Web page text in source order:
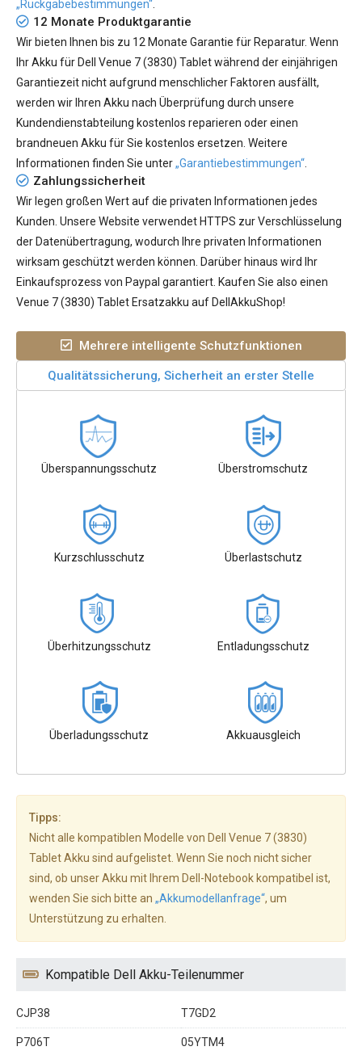
„Rückgabebestimmungen“
12 Monate Produktgarantie
Wir bieten Ihnen bis zu 12 Monate Garantie für Reparatur. Wenn
IhrAkku für Dell Venue 7 (3830) Tabletwährend der einjährigen
Garantiezeit nicht aufgrund menschlicher Faktoren ausfällt,
werden wir Ihren Akku nach Überprüfung durch unsere
Kundendienstabteilung kostenlos reparieren oder einen
brandneuen Akku für Sie kostenlos ersetzen. Weitere
Informationen finden Sie unter„Garantiebestimmungen“
Zahlungssicherheit
Wir legen großen Wert auf die privaten Informationen jedes
Kunden. Unsere Website verwendet HTTPS zur Verschlüsselung
der Datenübertragung, wodurch Ihre privaten Informationen
wirksam geschützt werden können. Darüber hinaus wird Ihr
Einkaufsprozess von Paypal garantiert. Kaufen Sie also einen
Venue 7 (3830) Tablet Ersatzakku auf DellAkkuShop!
Mehrere intelligente Schutzfunktionen
Qualitätssicherung, Sicherheit an erster Stelle
Überspannungsschutz Überstromschutz
Kurzschlusschutz Überlastschutz
Überhitzungsschutz Entladungsschutz
Überladungsschutz Akkuausgleich
Tipps:
Nicht alle kompatiblen Modelle von Dell Venue 7 (3830)
Tablet Akku sind aufgelistet. Wenn Sie noch nicht sicher
sind, ob unser Akku mit Ihrem Dell-Notebook kompatibel ist,
wenden Sie sich bitte an „Akkumodellanfrage“, um
Unterstützung zu erhalten.
Kompatible Dell Akku-Teilenummer
CJP38 T7GD2
P706T 05YTM4